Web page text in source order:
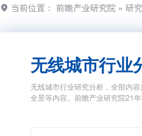
当前位置： 前瞻产业研究院 » 研
无线城市行业
无线城市行业研究分析，全部内
全景等内容。前瞻产业研究院21